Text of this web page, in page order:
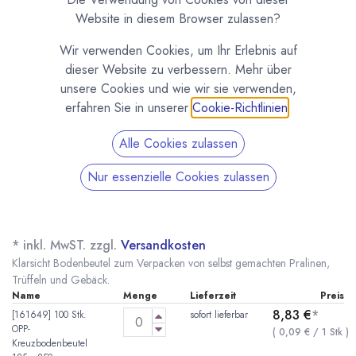
Klarsicht Bodenbeutel für Pralinen und Gebäck
* inkl. MwST. zzgl. Versandkosten
Klarsicht Bodenbeutel zum Verpacken von selbst gemachten Pralinen,
Trüffeln und Gebäck.
Name Menge Lieferzeit
Preis
[161649] 100 Stk.
OPP-
Kreuzbodenbeutel
sofort lieferbar 8,83 €*
(0,09 € /1 Stk )
Website in diesem Browser zulassen?
Wir verwenden Cookies, um Ihr Erlebnis auf
dieser Website zu verbessern. Mehr über
unsere Cookies und wie wir sie verwenden,
erfahren Sie in unserer Cookie-Richtlinien
Alle Cookies zulassen
Nur essenzielle Cookies zulassen